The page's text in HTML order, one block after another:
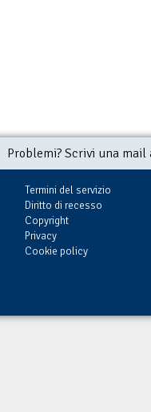
Problemi? Scrivi una
Termini del servizio
Diritto di recesso
Copyright
Privacy
Cookie policy